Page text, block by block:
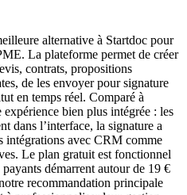
alternative à Startdoc pour
La plateforme permet de créer
contrats, propositions
de les envoyer pour signature
en temps réel. Comparé à
bien plus intégrée : les
dans l’interface, la signature a
intégrations avec CRM comme
Le plan gratuit est fonctionnel
démarrent autour de 19 €
recommandation principale